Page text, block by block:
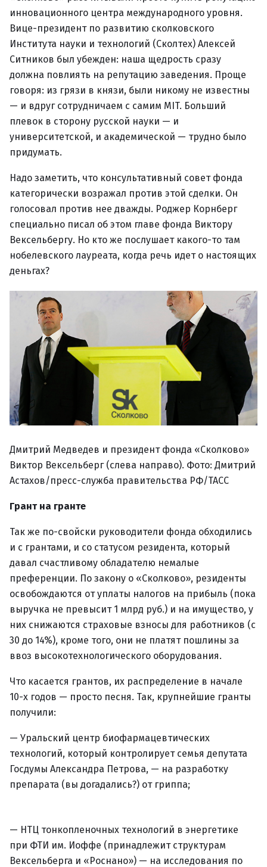
инновационного центра международного уровня.
Вице-президент по развитию сколковского
Института науки и технологий (Сколтех) Алексей
Ситников был убежден: наша щедрость сразу
должна повлиять на репутацию заведения. Проще
говоря: из грязи в князи, были никому не известны
— и вдруг сотрудничаем с самим MIT. Больший
плевок в сторону русской науки — и
университетской, и академической — трудно было
придумать.
Надо заметить, что консультативный совет фонда
категорически возражал против этой сделки. Он
голосовал против нее дважды. Роджер Корнберг
специально писал об этом главе фонда Виктору
Вексельбергу. Но кто же послушает какого-то там
нобелевского лауреата, когда речь идет о настоящих
деньгах?
Дмитрий Медведев и президент фонда «Сколково»
Виктор Вексельберг (слева направо). Фото: Дмитрий
Астахов/пресс-служба правительства РФ/ТАСС
Грант на гранте
Так же по-свойски руководители фонда обходились
и с грантами, и со статусом резидента, который
давал счастливому обладателю немалые
преференции. По закону о «Сколково», резиденты
освобождаются от уплаты налогов на прибыль (пока
выручка не превысит 1 млрд руб.) и на имущество, у
них снижаются страховые взносы для работников (с
30 до 14%), кроме того, они не платят пошлины за
ввоз высокотехнологического оборудования.
Что касается грантов, их распределение в начале
10-х годов — просто песня. Так, крупнейшие гранты
получили:
— Уральский центр биофармацевтических
технологий, который контролирует семья депутата
Госдумы Александра Петрова, — на разработку
препарата (вы догадались?) от гриппа;
— НТЦ тонкопленочных технологий в энергетике
при ФТИ им. Иоффе (принадлежит структурам
Вексельберга и «Роснано») — на исследования по